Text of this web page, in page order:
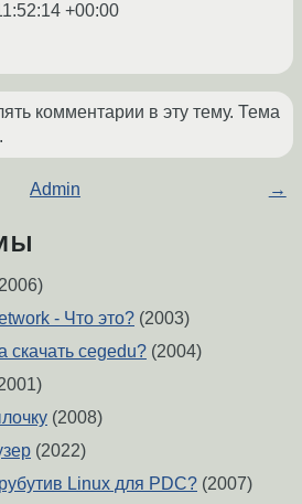
+00:00
комментарии в эту тему. Тема
Admin →
- Что это? (2003)
скачать cegedu? (2004)
(2008)
(2022)
Linux для PDC? (2007)